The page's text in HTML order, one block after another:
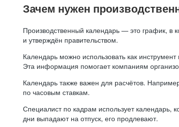
Зачем нужен
Производственный календарь — это график, в
и утверждён правительством.
Календарь можно использовать как
Эта информация помогает компаниям
Календарь также важен для расчётов.
по часовым ставкам.
Специалист по кадрам использует календарь,
дни выпадают на отпуск, его продлевают.